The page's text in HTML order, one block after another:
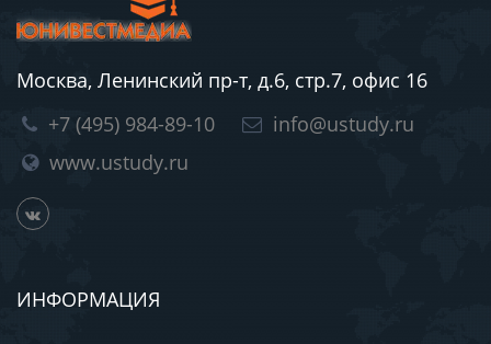
Москва, Ленинский пр-т, д.6, стр.7, офис 16
+7 (495) 984-89-10
info@ustudy.ru
www.ustudy.ru
ИНФОРМАЦИЯ